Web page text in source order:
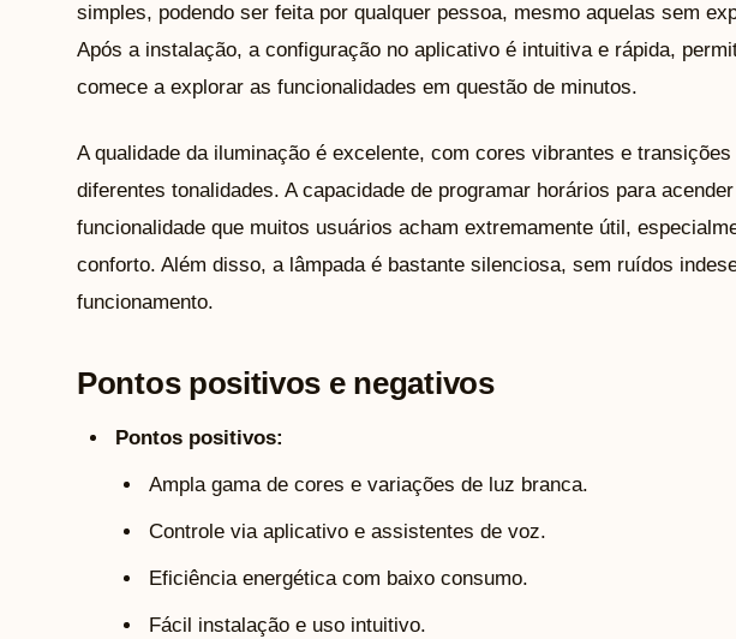
simples, podendo ser feita por qualquer pessoa, mesmo aquelas sem
Após a instalação, a configuração no aplicativo é intuitiva e rápida,
comece a explorar as funcionalidades em questão de minutos.
A qualidade da iluminação é excelente, com cores vibrantes e
diferentes tonalidades. A capacidade de programar horários para
funcionalidade que muitos usuários acham extremamente útil,
conforto. Além disso, a lâmpada é bastante silenciosa, sem ruídos
funcionamento.
Pontos positivos e negativos
Pontos positivos:
Ampla gama de cores e variações de luz branca.
Controle via aplicativo e assistentes de voz.
Eficiência energética com baixo consumo.
Fácil instalação e uso intuitivo.